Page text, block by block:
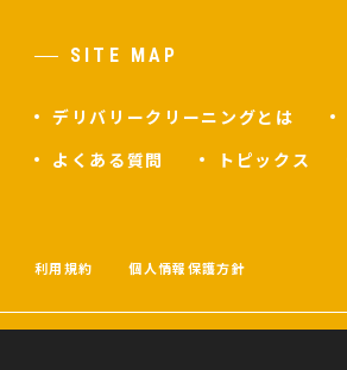
SITE MAP
デリバリークリーニングとは
よくある質問
トピックス
利用規約 個人情報保護方針